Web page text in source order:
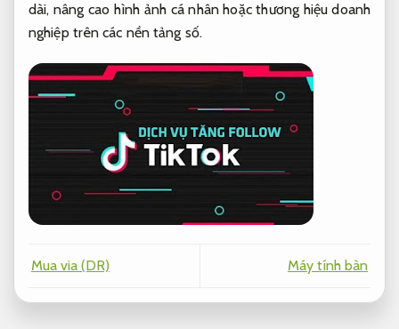
dài, nâng cao hình ảnh cá nhân hoặc thương hiệu doanh
nghiệp trên các nền tảng số.
Mua via (DR) Máy tính bàn